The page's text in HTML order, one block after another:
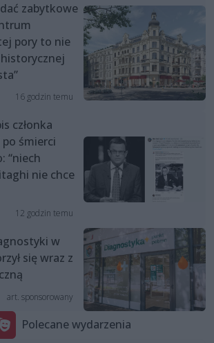
zabytkowe
pory to nie
16 godzin temu
członka
śmierci
“niech
nie chce
12 godzin temu
w
się wraz z
art. sponsorowany
Polecane wydarzenia